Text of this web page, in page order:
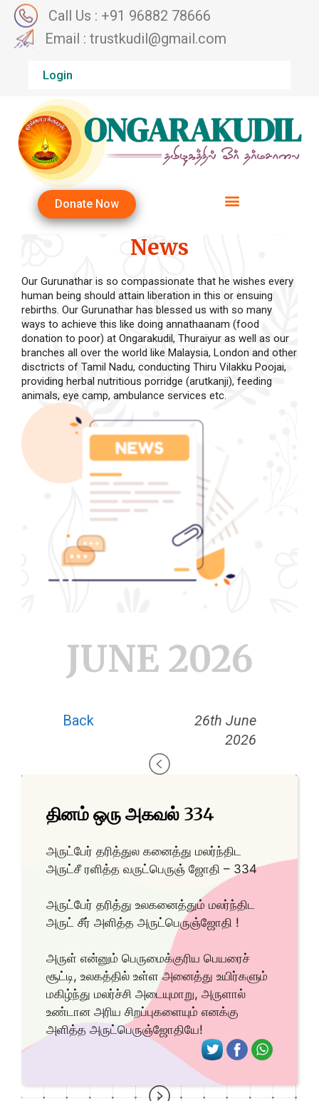
Call Us : +91 96882 78666
Email : trustkudil@gmail.com
Login
Donate Now
News
Our Gurunathar is so compassionate that he wishes every
human being should attain liberation in this or ensuing
rebirths. Our Gurunathar has blessed us with so many
ways to achieve this like doing annathaanam (food
donation to poor) at Ongarakudil, Thuraiyur as well as our
branches all over the world like Malaysia, London and other
disctricts of Tamil Nadu, conducting Thiru Vilakku Poojai,
providing herbal nutritious porridge (arutkanji), feeding
animals, eye camp, ambulance services etc.
JUNE 2026
Back
26th June
2026
தினம் ஒரு அகவல் 334
அருட்பேர் தரித்துல கனைத்து மலர்ந்திட
அருட்சீ ரளித்த வருட்பெருஞ் ஜோதி – 334
அருட்பேர் தரித்து உலகனைத்தும் மலர்ந்திட
அருட் சீர் அளித்த அருட்பெருஞ்ஜோதி !
அருள் என்னும் பெருமைக்குரிய பெயரைச்
சூட்டி, உலகத்தில் உள்ள அனைத்து உயிர்களும்
மகிழ்ந்து மலர்ச்சி அடையுமாறு, அருளால்
உண்டான அரிய சிறப்புகளையும் எனக்கு
அளித்த அருட்பெருஞ்ஜோதியே!